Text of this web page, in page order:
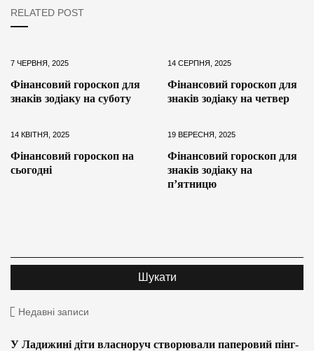
RELATED POST
7 ЧЕРВНЯ, 2025
Фінансовий гороскоп для
знаків зодіаку на суботу
14 СЕРПНЯ, 2025
Фінансовий гороскоп для
знаків зодіаку на четвер
14 КВІТНЯ, 2025
Фінансовий гороскоп на
сьогодні
19 ВЕРЕСНЯ, 2025
Фінансовий гороскоп для
знаків зодіаку на
п’ятницю
Недавні записи
У Ладижині діти власноруч створювали паперовий пінг-